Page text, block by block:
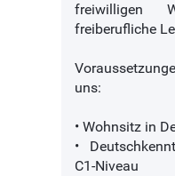
freiwilligen
freiberufliche
uns:
• Wohnsitz in
•
C1-Niveau